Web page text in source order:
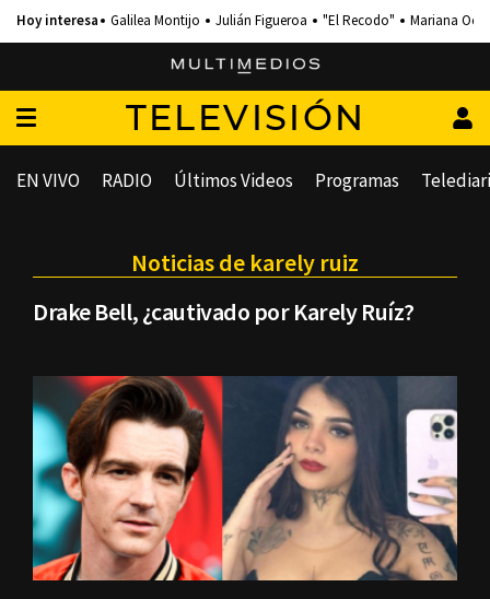
Galilea Montijo Julián Figueroa "El Recodo" Mariana
TELEVISIÓN
EN VIVO RADIO Últimos Videos Programas
Noticias de karely ruiz
Drake Bell, ¿cautivado por Karely Ruíz?